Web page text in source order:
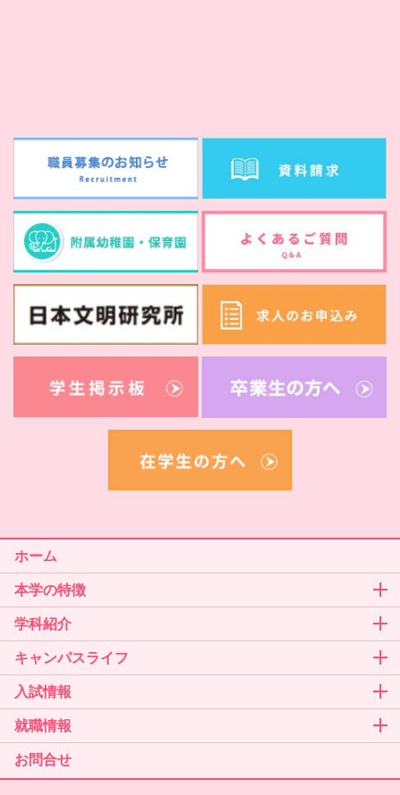
ホーム
本学の特徴
学科紹介
キャンパスライフ
入試情報
就職情報
お問合せ